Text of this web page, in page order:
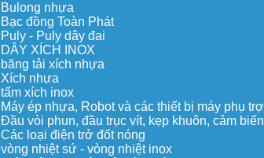
Bulong nhựa
Bạc đồng Toàn Phát
Puly - Puly dây đai
DÂY XÍCH INOX
băng tải xích nhựa
Xích nhựa
tấm xích inox
Máy ép nhựa, Robot và các thiết bị máy phụ trợ
Đầu vòi phun, đầu trục vít, kẹp khuôn, cảm biến
Các loại điện trở đốt nóng
vòng nhiệt sứ - vòng nhiệt inox